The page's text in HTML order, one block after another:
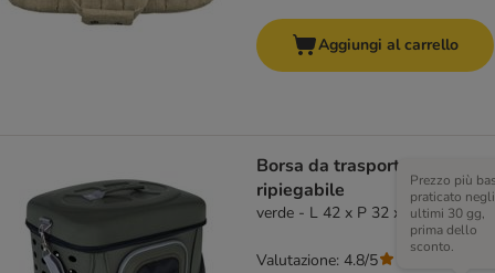
Aggiungi al carrello
Borsa da trasporto
ripiegabile
verde - L 42 x P 32 x H 34 cm
Prezzo più
praticato negli
ultimi 30 gg,
prima dello
sconto.
Valutazione: 4.8/5